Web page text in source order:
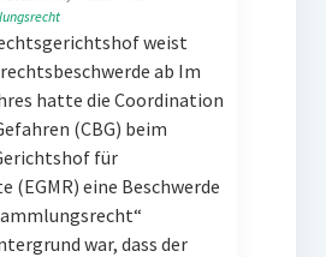
weist
ab Im
hatte die Coordination
(CBG) beim
für
(EGMR) eine Beschwerde
war, dass der